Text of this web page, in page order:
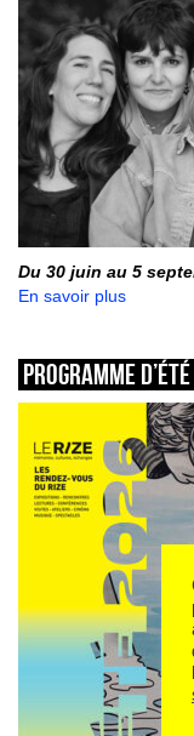
Du 30 juin au 5
En savoir plus
Programme